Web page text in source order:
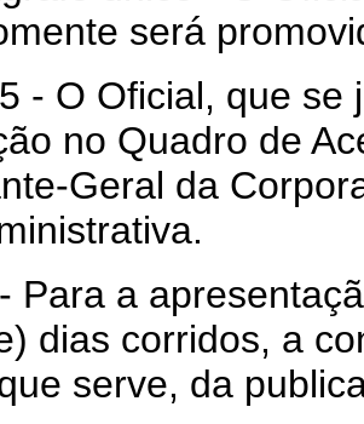
será
Oficial, que se
no Quadro de
Geral da
a
dias corridos, a
serve, da